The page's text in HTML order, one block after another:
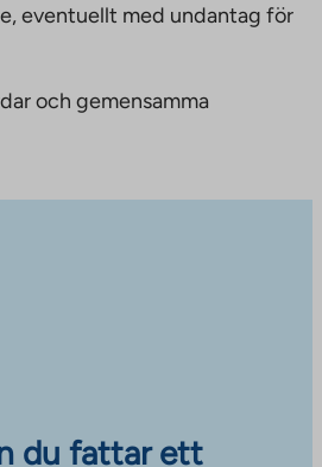
eventuellt med undantag för
och gemensamma
du fattar ett